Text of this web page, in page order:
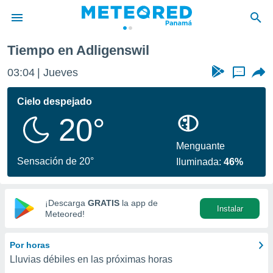
de
ha
calidad.
a este
las
y
digital
basada
Tiempo en Adligenswil
03:04 Jueves ...
Cielo despejado
20°
Sensación de 20°
Menguante
Iluminada:46%
¡Descarga GRATIS la app de
Meteored!
Instalar
Por horas
Lluvias débiles en las próximas horas